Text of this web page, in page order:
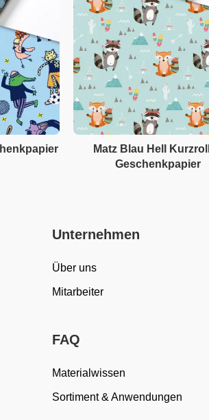
Matz Blau Hell
Geschenkpapier
Unternehmen
Über uns
Mitarbeiter
FAQ
Materialwissen
Sortiment & Anwendungen